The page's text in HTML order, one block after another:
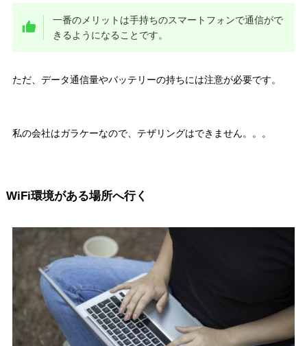
一番の メリットは手持ちのスマートフォンで通信がで
きるようになる ことです。
ただ、データ通信量やバッテリーの持ちには注意が必要です。
私の会社はガラケーなので、テザリングはできません。。。
WiFi環境がある場所へ行く